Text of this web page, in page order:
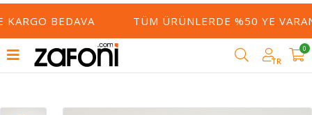
BEDAVA TÜM ÜRÜNLERDE %50 YE VARAN
TR
0